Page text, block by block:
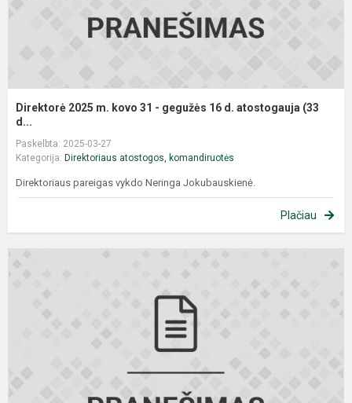
Direktorė 2025 m. kovo 31 - gegužės 16 d. atostogauja (33
d...
Paskelbta: 2025-03-27
Kategorija: Direktoriaus atostogos, komandiruotės
Direktoriaus pareigas vykdo Neringa Jokubauskienė.
Plačiau